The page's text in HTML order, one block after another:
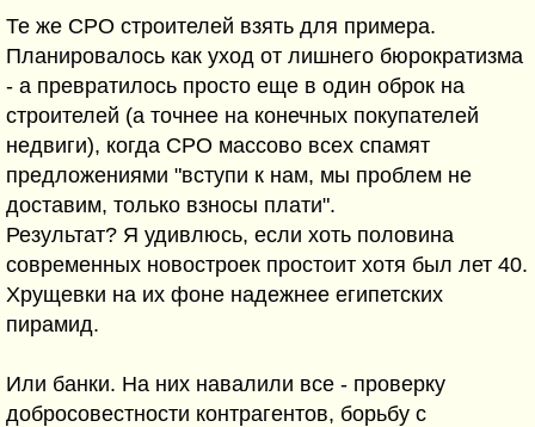
Те же СРО строителей взять для примера.
Планировалось как уход от лишнего бюрократизма
- а превратилось просто еще в один оброк на
строителей (а точнее на конечных покупателей
недвиги), когда СРО массово всех спамят
предложениями "вступи к нам, мы проблем не
доставим, только взносы плати".
Результат? Я удивлюсь, если хоть половина
современных новостроек простоит хотя был лет 40.
Хрущевки на их фоне надежнее египетских
пирамид.
Или банки. На них навалили все - проверку
добросовестности контрагентов, борьбу с